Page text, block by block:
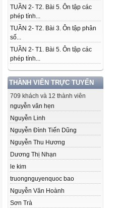
TUẦN 2- T2. Bài 5. Ôn tập các
phép tính...
TUẦN 2- T2. Bài 3. Ôn tập phân
số...
TUẦN 2- T1. Bài 5. Ôn tập các
phép tính...
THÀNH VIÊN TRỰC TUYẾN
709 khách và 12 thành viên
nguyễn văn hẹn
Nguyễn Linh
Nguyễn Đình Tiến Dũng
Nguyễn Thu Hương
Dương Thị Nhạn
le kim
truongnguyenquoc bao
Nguyễn Văn Hoành
Sơn Trà